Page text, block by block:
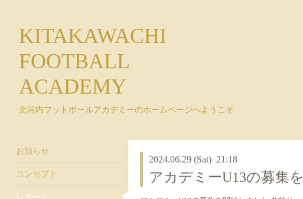
KITAKAWACHI
FOOTBALL
ACADEMY
北河内フットボールアカデミーのホームページへようこそ
2024.06.29 (Sat) 21:18
アカデミーU13の募集
お知らせ
コンセプト
レポート